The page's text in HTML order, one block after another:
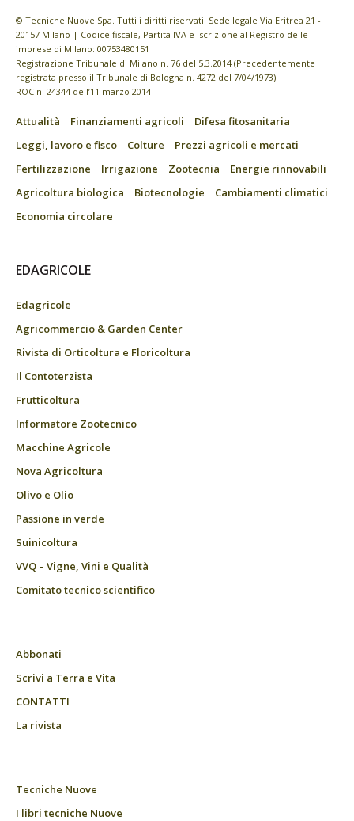
© Tecniche Nuove Spa. Tutti i diritti riservati. Sede legale Via Eritrea 21 -
20157 Milano | Codice fiscale, Partita IVA e Iscrizione al Registro delle
imprese di Milano: 00753480151
Registrazione Tribunale di Milano n. 76 del 5.3.2014 (Precedentemente
registrata presso il Tribunale di Bologna n. 4272 del 7/04/1973)
ROC n. 24344 dell’11 marzo 2014
Attualità Finanziamenti agricoli
Difesa fitosanitaria
Leggi, lavoro e fisco
Colture
Prezzi agricoli e mercati
Fertilizzazione
Irrigazione Zootecnia
Energie rinnovabili
Agricoltura biologica
Biotecnologie
Cambiamenti climatici
Economia circolare
EDAGRICOLE
Edagricole
Agricommercio & Garden Center
Rivista di Orticoltura e Floricoltura
Il Contoterzista
Frutticoltura
Informatore Zootecnico
Macchine Agricole
Nova Agricoltura
Olivo e Olio
Passione in verde
Suinicoltura
VVQ – Vigne, Vini e Qualità
Comitato tecnico scientifico
Abbonati
Scrivi a Terra e Vita
CONTATTI
La rivista
Tecniche Nuove
I libri tecniche Nuove